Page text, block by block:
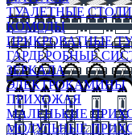
ТУАЛЕТНЫЕ
КОМОДЫ
ПРИКРОВАТНЫЕ
ГАРДЕРОБНЫЕ
ЗЕРКАЛА
ЭЛЕКТРОКАМИНЫ
ПРИХОЖАЯ
МАЛЕНЬКИЕ
МОДУЛЬНЫЕ